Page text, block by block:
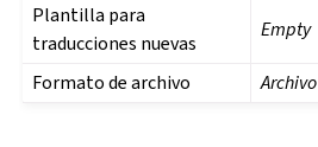
Plantilla para
traducciones nuevas
Empty
Formato de archivo